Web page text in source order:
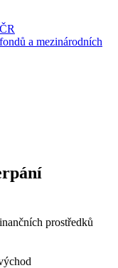
a mezinárodních
prostředků